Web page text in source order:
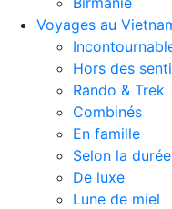
Voyages au
Hors des
Rando & Trek
Combinés
En famille
Selon la durée
De luxe
Lune de miel